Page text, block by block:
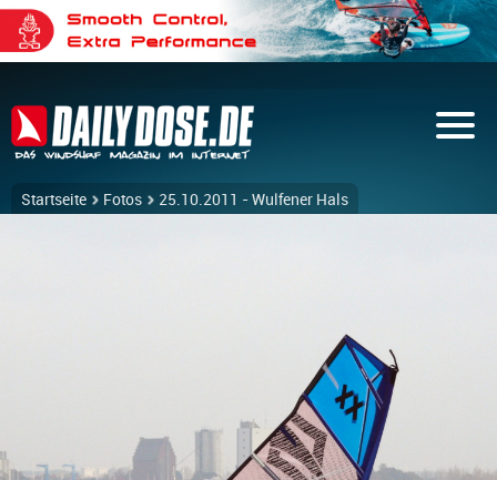
Startseite Fotos 25.10.2011 - Wulfener Hals